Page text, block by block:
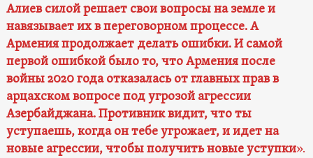
Алиев силой решает свои вопросы на земле и
навязывает их в переговорном процессе. А
Армения продолжает делать ошибки. И самой
первой ошибкой было то, что Армения после
войны 2020 года отказалась от главных прав в
арцахском вопросе под угрозой агрессии
Азербайджана. Противник видит, что ты
уступаешь, когда он тебе угрожает, и идет на
новые агрессии, чтобы получить новые уступки».